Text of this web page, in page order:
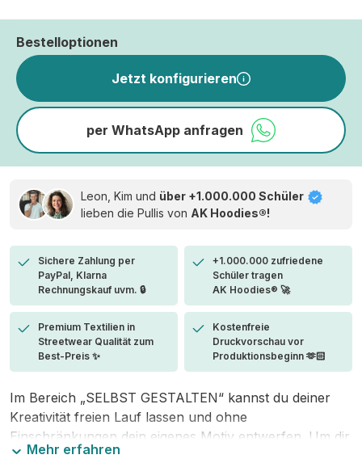
Bestelloptionen
Jetzt konfigurieren
per WhatsApp anfragen
Leon, Kim und über +1.000.000 Schüler
lieben die Pullis von AK Hoodies®!
Sichere Zahlung per
PayPal, Klarna
Rechnungskauf uvm. 🔒
+1.000.000 zufriedene
Schüler tragen
AK Hoodies® 🚀
Premium Textilien in
Streetwear Qualität zum
Best-Preis ✨
Kostenfreie
Druckvorschau vor
Produktionsbeginn 🫶🏻
Im Bereich „SELBST GESTALTEN“ kannst du deiner
Kreativität freien Lauf lassen und ohne
Einschränkungen dein eigenes Motiv entwerfen. Um dir
Mehr erfahren